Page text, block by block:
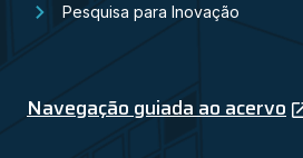
Pesquisa para Inovação
Navegação guiada ao acervo